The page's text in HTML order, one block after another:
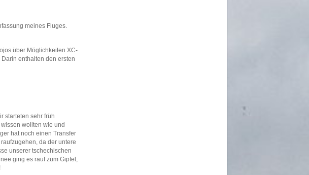
meines Fluges.
über Möglichkeiten XC-
Darin enthalten den ersten
starteten sehr früh
wollten wie und
hat noch einen Transfer
da der untere
unserer tschechischen
ging es rauf zum Gipfel,